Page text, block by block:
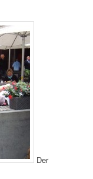
Der